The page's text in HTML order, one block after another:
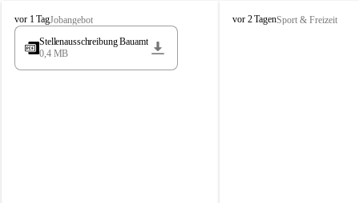
S
t
s
vor 1 TagJobangebot
Stellenausschreibung Bauamt
0,4 MB
S
vor 2 TagenSport & Freizeit